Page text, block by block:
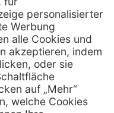
66 30
01 96
Hilfe
FAQs